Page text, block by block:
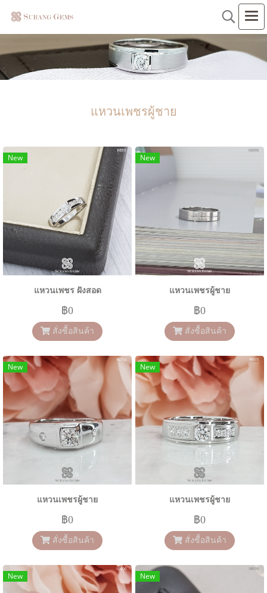
แหวนเพชรผู้ชาย
New
แหวนเพชร ฝังสอด
฿0
สั่งซื้อสินค้า
New
แหวนเพชรผู้ชาย
฿0
สั่งซื้อสินค้า
New
แหวนเพชรผู้ชาย
฿0
สั่งซื้อสินค้า
New
แหวนเพชรผู้ชาย
฿0
สั่งซื้อสินค้า
New New